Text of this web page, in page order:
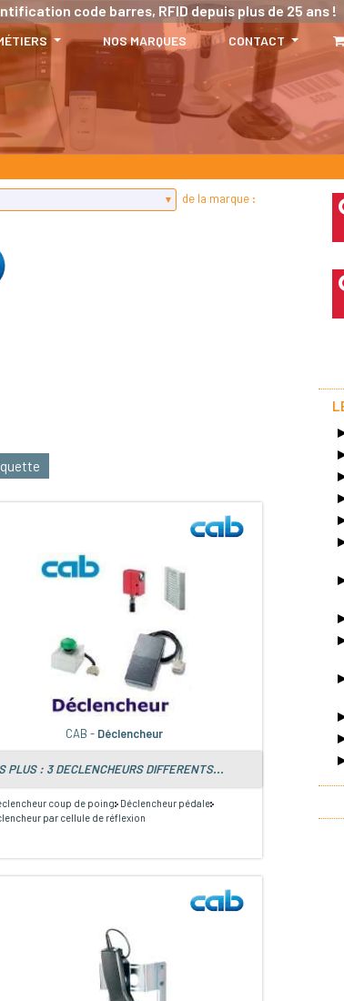
code barres, RFID depuis plus de 25 ans !
NOS MARQUES CONTACT
de la marque :
CAB - Déclencheur
PLUS : 3 DECLENCHEURS DIFFERENTS...
coup de poing Déclencheur pédale
par cellule de réflexion